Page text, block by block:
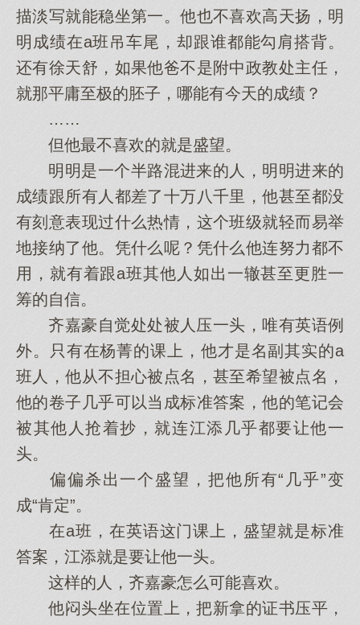
描淡写就能稳坐第一。他也不喜欢高天扬，明
明成绩在a班吊车尾，却跟谁都能勾肩搭背。
还有徐天舒，如果他爸不是附中政教处主任，
就那平庸至极的胚子，哪能有今天的成绩？
……
但他最不喜欢的就是盛望。
明明是一个半路混进来的人，明明进来的
成绩跟所有人都差了十万八千里，他甚至都没
有刻意表现过什么热情，这个班级就轻而易举
地接纳了他。凭什么呢？凭什么他连努力都不
用，就有着跟a班其他人如出一辙甚至更胜一
筹的自信。
齐嘉豪自觉处处被人压一头，唯有英语例
外。只有在杨菁的课上，他才是名副其实的a
班人，他从不担心被点名，甚至希望被点名，
他的卷子几乎可以当成标准答案，他的笔记会
被其他人抢着抄，就连江添几乎都要让他一
头。
偏偏杀出一个盛望，把他所有“几乎”变
成“肯定”。
在a班，在英语这门课上，盛望就是标准
答案，江添就是要让他一头。
这样的人，齐嘉豪怎么可能喜欢。
他闷头坐在位置上，把新拿的证书压平，